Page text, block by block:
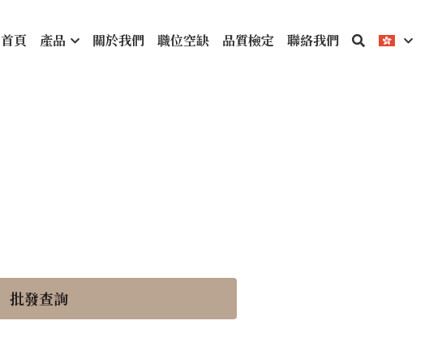
首頁 產品 關於我們 職位空缺 品質檢定 聯絡我們
批發查詢